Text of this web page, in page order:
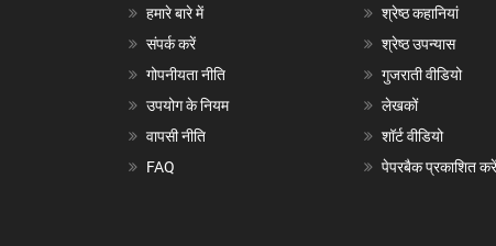
हमारे बारे में
संपर्क करें
गोपनीयता नीति
उपयोग के नियम
वापसी नीति
FAQ
श्रेष्ठ कहानियां
श्रेष्ठ उपन्यास
गुजराती वीडियो
लेखकों
शॉर्ट वीडियो
पेपरबैक प्रकाशित करें